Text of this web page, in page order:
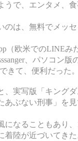
うで、エンタメ、
のは、無料でメッ
（欧米でのLINEみ
、パソコン
きて、便利だった
、実写版「キング
あぶない刑事」を
になることもあり
着陸が近づいてき